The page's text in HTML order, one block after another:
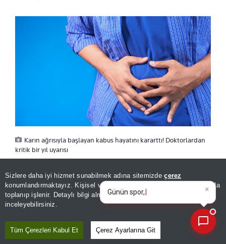
Sizlere daha iyi hizmet sunabilmek adına sitemizdeçerez
konumlandırmaktayız. Kişisel verileriniz, KVKK ve GDPR kapsamında
toplanıp işlenir. Detaylı bilgi almak içinAydınlatma Metnimizi
inceleyebilirsiniz.
Tüm Çerezleri Kabul Et Çerez Ayarlarına Git
Karın ağrısıyla başlayan kabus hayatını kararttı! Doktorlardan
kritik bir yıl uyarısı
Kanserin teşhis edildiğinde böbreğin dışına
çıkarak lenf düğümlerine ve akciğerlerine
yayıldığı belirlendi. Nickodemus hemen
kemoterapiye başladı. Doktorlar, tedavinin sonuç
vermemesi halinde genç adamın bir yıldan az
×
Günün spor, gündem ve
ekonomi gelişmelerini analiz